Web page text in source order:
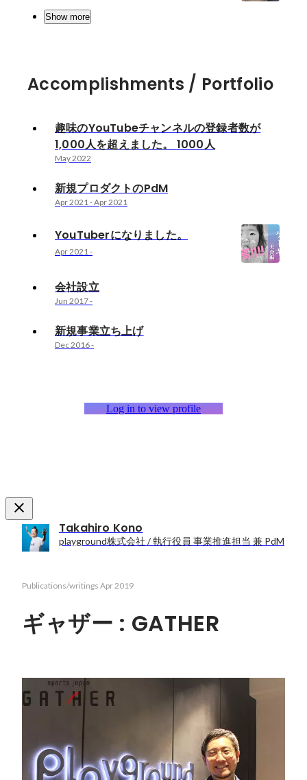
Show more
Accomplishments / Portfolio
趣味のYouTubeチャンネルの登録者数が
1,000人を超えました。 1000人
May 2022
新規プロダクトのPdM
Apr 2021-Apr 2021
YouTuberになりました。
Apr 2021-
会社設立
Jun 2017-
新規事業立ち上げ
Dec 2016-
Log in to view profile
Takahiro Kono
playground株式会社 / 執行役員 事業推進担当 兼 PdM
Publications/writings Apr 2019
ギャザー : GATHER